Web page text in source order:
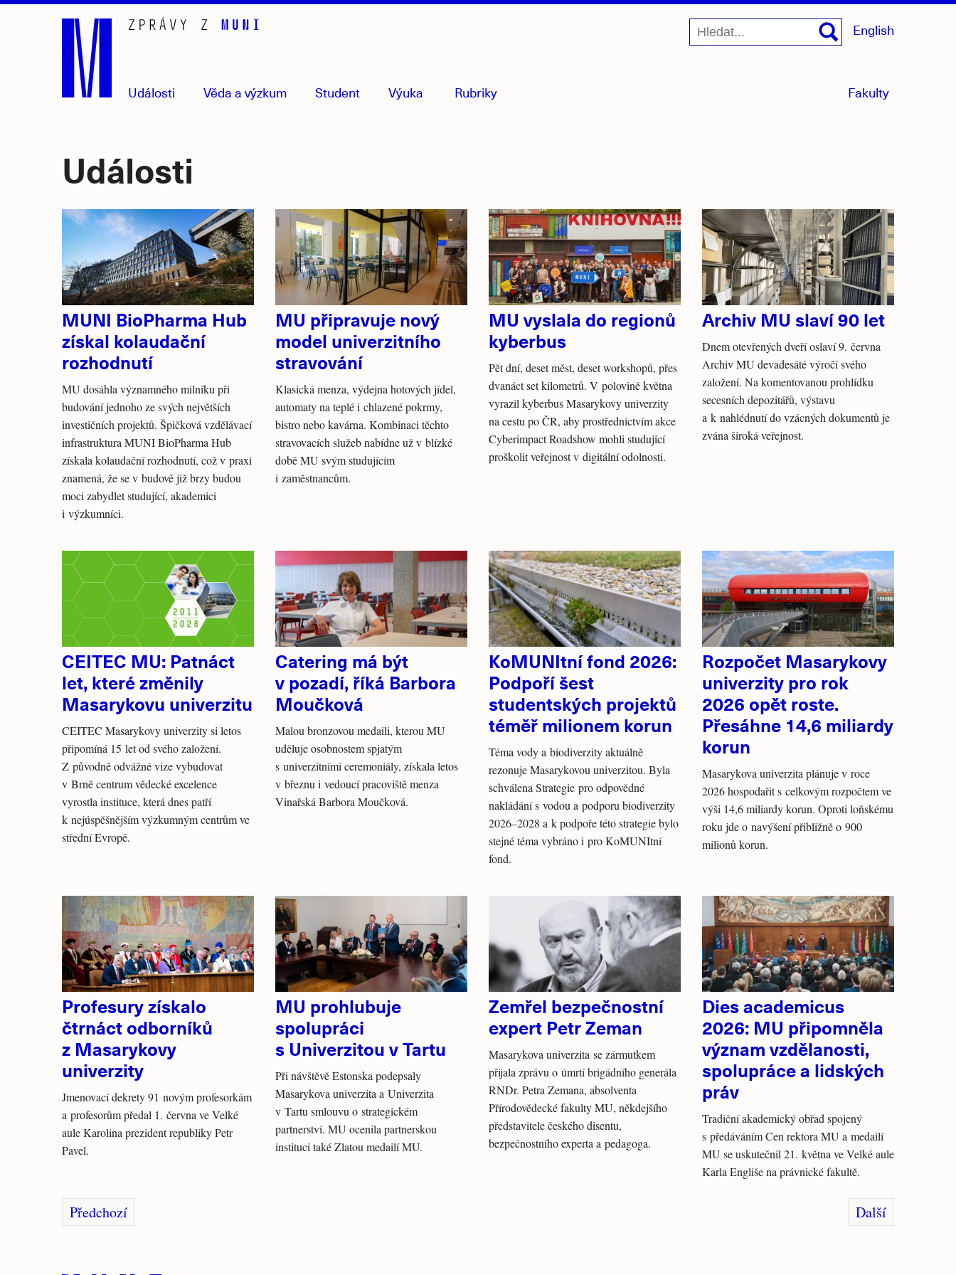
Události Věda a výzkum Student Výuka Rubriky Fakultymenu
English
Události
MUNI BioPharma Hub
získal kolaudační
rozhodnutí
MU dosáhla významného milníku při
budování jednoho ze svých největších
investičních projektů. Špičková vzdělávací
infrastruktura MUNI BioPharma Hub
získala kolaudační rozhodnutí, což v praxi
znamená, že se v budově již brzy budou
moci zabydlet studující, akademici
i výzkumníci.
MU připravuje nový
model univerzitního
stravování
Klasická menza, výdejna hotových jídel,
automaty na teplé i chlazené pokrmy,
bistro nebo kavárna. Kombinaci těchto
stravovacích služeb nabídne už v blízké
době MU svým studujícím
i zaměstnancům.
MU vyslala do regionů
kyberbus
Pět dní, deset měst, deset workshopů, přes
dvanáct set kilometrů. V polovině května
vyrazil kyberbus Masarykovy univerzity
na cestu po ČR, aby prostřednictvím akce
Cyberimpact Roadshow mohli studující
proškolit veřejnost v digitální odolnosti.
Archiv MU slaví 90 let
Dnem otevřených dveří oslaví 9. června
Archiv MU devadesáté výročí svého
založení. Na komentovanou prohlídku
secesních depozitářů, výstavu
a k nahlédnutí do vzácných dokumentů je
zvána široká veřejnost.
CEITEC MU: Patnáct
let, které změnily
Masarykovu univerzitu
CEITEC Masarykovy univerzity si letos
připomíná 15 let od svého založení.
Z původně odvážné vize vybudovat
v Brně centrum vědecké excelence
vyrostla instituce, která dnes patří
k nejúspěšnějším výzkumným centrům ve
střední Evropě.
Catering má být
v pozadí, říká Barbora
Moučková
Malou bronzovou medaili, kterou MU
uděluje osobnostem spjatým
s univerzitními ceremoniály, získala letos
v březnu i vedoucí pracoviště menza
Vinařská Barbora Moučková.
KoMUNItní fond 2026:
Podpoří šest
studentských projektů
téměř milionem korun
Téma vody a biodiverzity aktuálně
rezonuje Masarykovou univerzitou. Byla
schválena Strategie pro odpovědné
nakládání s vodou a podporu biodiverzity
2026–2028 a k podpoře této strategie bylo
stejné téma vybráno i pro KoMUNItní
fond.
Rozpočet Masarykovy
univerzity pro rok
2026 opět roste.
Přesáhne 14,6 miliardy
korun
Masarykova univerzita plánuje v roce
2026 hospodařit s celkovým rozpočtem ve
výši 14,6 miliardy korun. Oproti loňskému
roku jde o navýšení přibližně o 900
milionů korun.
Profesury získalo
čtrnáct odborníků
z Masarykovy
univerzity
Jmenovací dekrety 91 novým profesorkám
a profesorům předal 1. června ve Velké
aule Karolina prezident republiky Petr
Pavel.
MU prohlubuje
spolupráci
s Univerzitou v Tartu
Při návštěvě Estonska podepsaly
Masarykova univerzita a Univerzita
v Tartu smlouvu o strategickém
partnerství. MU ocenila partnerskou
instituci také Zlatou medailí MU.
Zemřel bezpečnostní
expert Petr Zeman
Masarykova univerzita se zármutkem
přijala zprávu o úmrtí brigádního generála
RNDr. Petra Zemana, absolventa
Přírodovědecké fakulty MU, někdejšího
představitele českého disentu,
bezpečnostního experta a pedagoga.
Dies academicus
2026: MU připomněla
význam vzdělanosti,
spolupráce a lidských
práv
Tradiční akademický obřad spojený
s předáváním Cen rektora MU a medailí
MU se uskutečnil 21. května ve Velké aule
Karla Engliše na právnické fakultě.
Předchozí Další